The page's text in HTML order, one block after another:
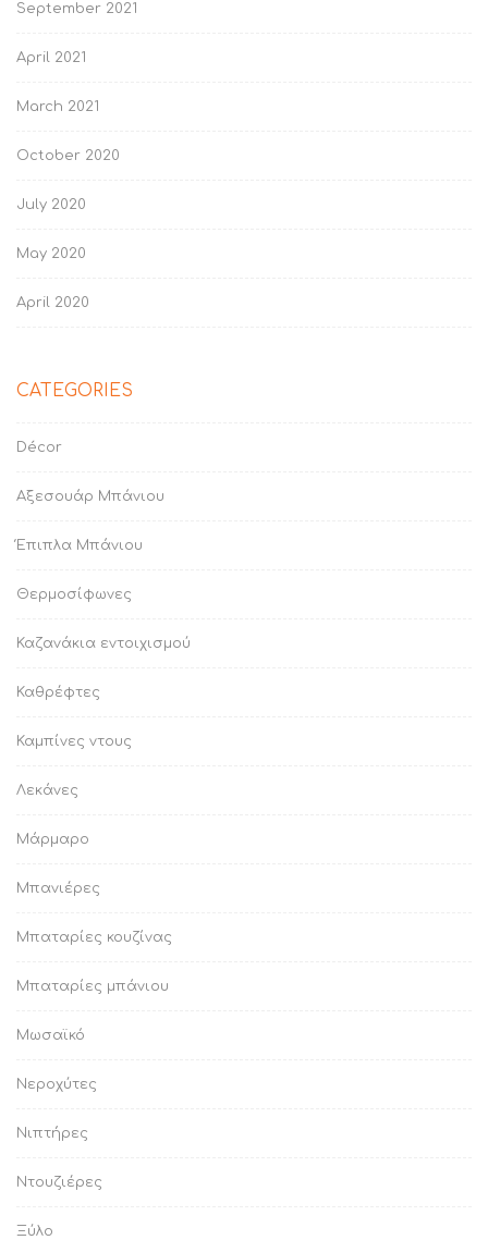
September 2021
April 2021
March 2021
October 2020
July 2020
May 2020
April 2020
CATEGORIES
Décor
Αξεσουάρ Μπάνιου
Έπιπλα Μπάνιου
Θερμοσίφωνες
Καζανάκια εντοιχισμού
Καθρέφτες
Καμπίνες ντους
Λεκάνες
Μάρμαρο
Μπανιέρες
Μπαταρίες κουζίνας
Μπαταρίες μπάνιου
Μωσαϊκό
Νεροχύτες
Νιπτήρες
Ντουζιέρες
Ξύλο